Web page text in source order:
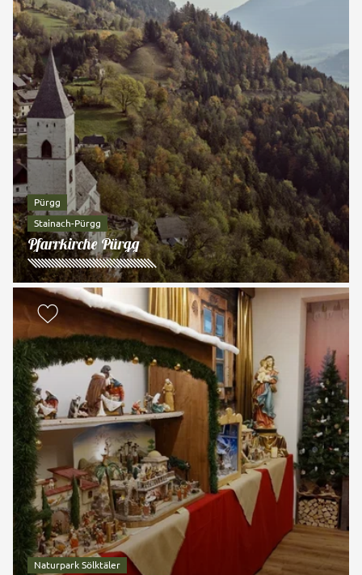
Pürgg
Stainach-Pürgg
Pfarrkirche Pürgg
zur Merkliste hinzufügen
Naturpark Sölktäler